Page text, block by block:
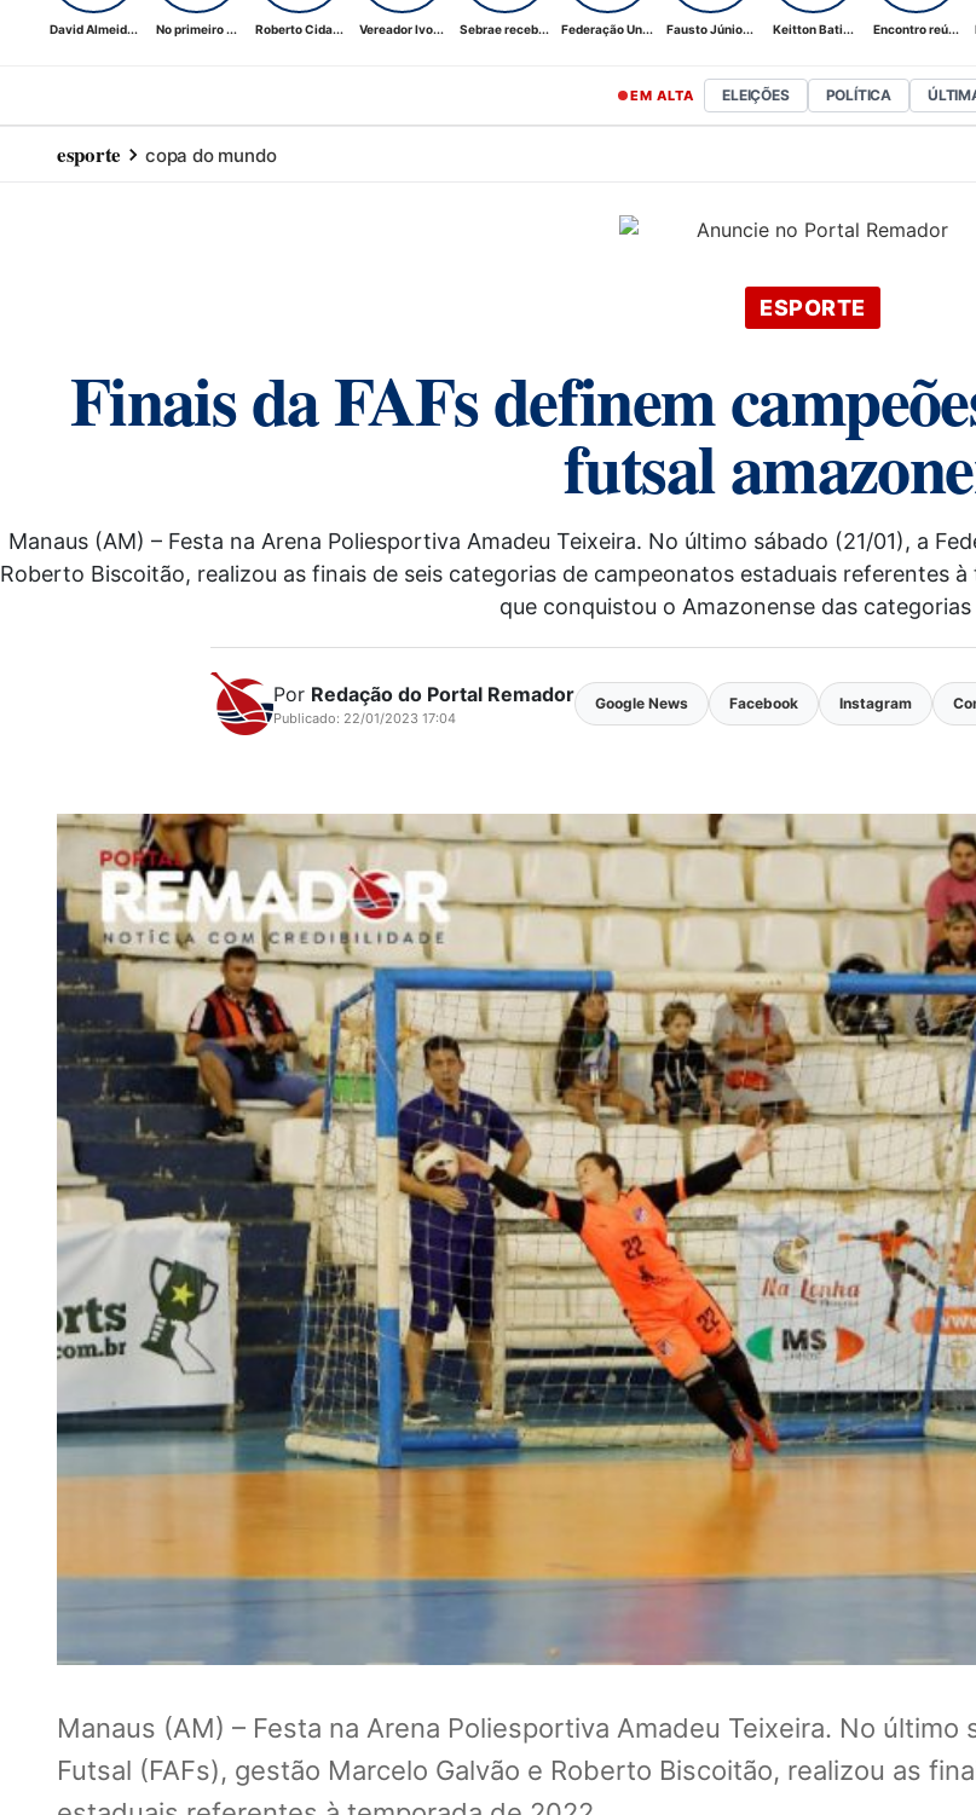
David Almeid... No primeiro ... Roberto Cida... Vereador Ivo... Sebrae receb... Federação Un... Fausto Júnio... Keitton Bati... Encontro reú...
EM ALTA ELEIÇÕES POLÍTICA
esporte copa do mundo
ESPORTE
Finais da FAFs definem
futsal
Manaus (AM) – Festa na Arena Poliesportiva Amadeu Teixeira. No último sábado (21/01), a
Roberto Biscoitão, realizou as finais de seis categorias de campeonatos estaduais referentes
que conquistou o Amazonense das
Por Redação do Portal Remador
Publicado: 22/01/2023 17:04
Google News Facebook Instagram
Manaus (AM) – Festa na Arena Poliesportiva Amadeu Teixeira. No
Futsal (FAFs), gestão Marcelo Galvão e Roberto Biscoitão, realizou as